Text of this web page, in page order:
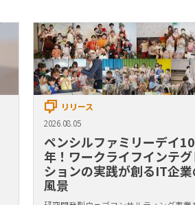
リリース
2026.08.05
ペンシルファミリーデイ
年！ワークライフインテグ
ションの実践が創るIT企
風景